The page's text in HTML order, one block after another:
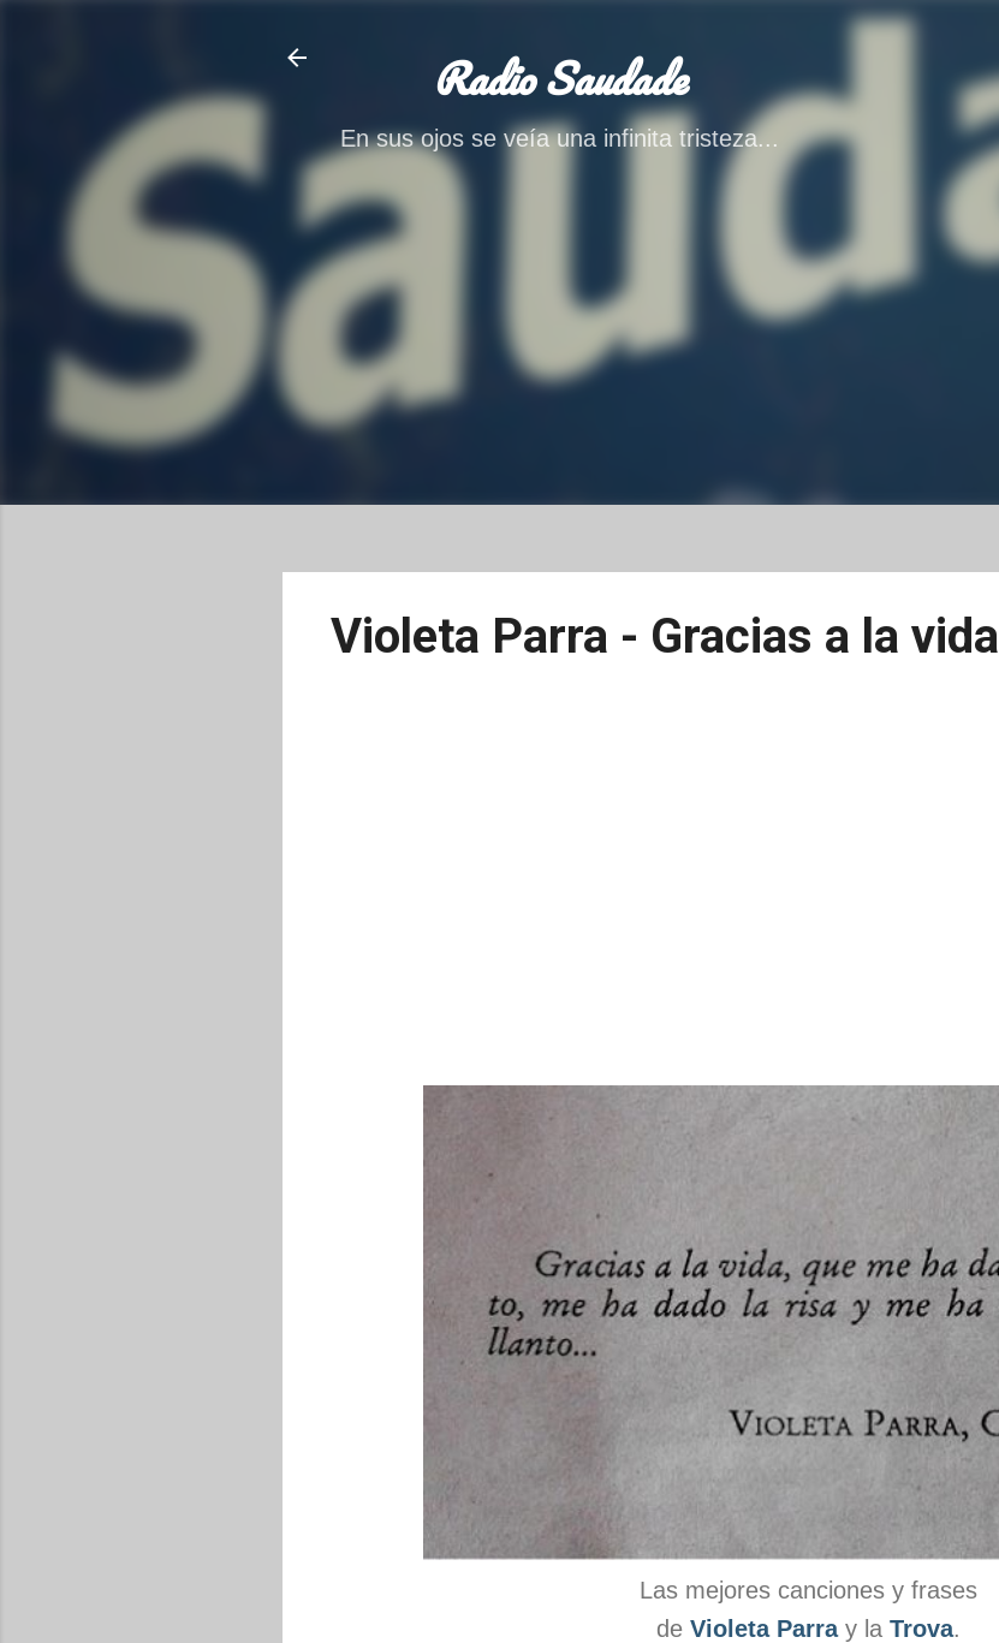
Ir al contenido principal
Radio Saudade
En sus ojos se veía una infinita tristeza...
Violeta Parra - Gracias a la vida
Las mejores canciones y frases
de Violeta Parray la Trova.